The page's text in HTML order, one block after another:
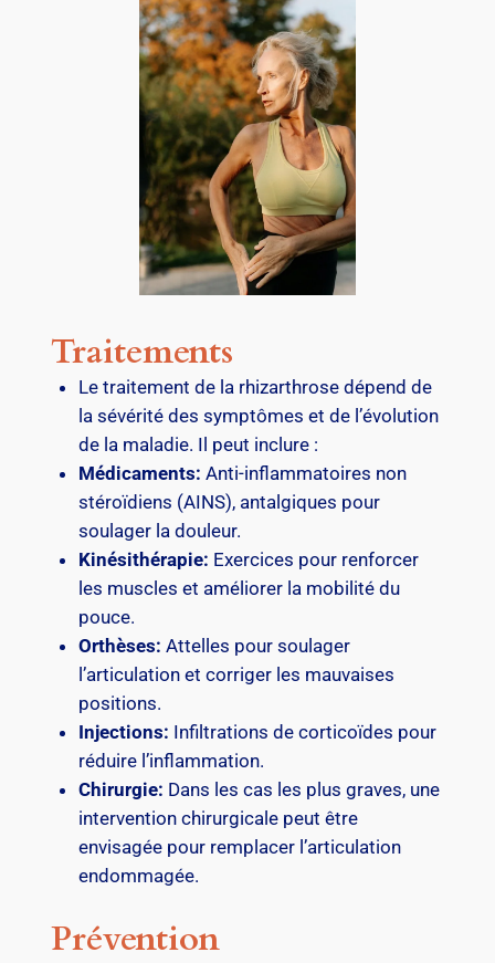
Traitements
Le traitement de la rhizarthrose dépend de
la sévérité des symptômes et de l’évolution
de la maladie. Il peut inclure :
Médicaments: Anti-inflammatoires non
stéroïdiens (AINS), antalgiques pour
soulager la douleur.
Kinésithérapie: Exercices pour renforcer
les muscles et améliorer la mobilité du
pouce.
Orthèses: Attelles pour soulager
l’articulation et corriger les mauvaises
positions.
Injections: Infiltrations de corticoïdes pour
réduire l’inflammation.
Chirurgie: Dans les cas les plus graves, une
intervention chirurgicale peut être
envisagée pour remplacer l’articulation
endommagée.
Prévention